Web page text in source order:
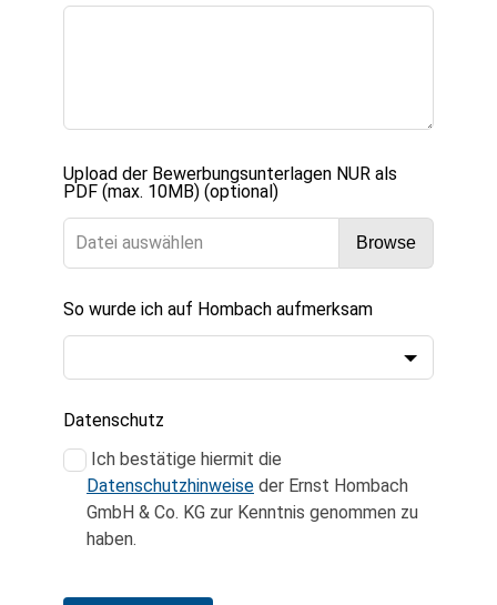
Upload der Bewerbungsunterlagen NUR als
PDF (max. 10MB) (optional)
Datei auswählen Browse
So wurde ich auf Hombach aufmerksam
Datenschutz
Ich bestätige hiermit die
Datenschutzhinweise der Ernst Hombach
GmbH & Co. KG zur Kenntnis genommen zu
haben.